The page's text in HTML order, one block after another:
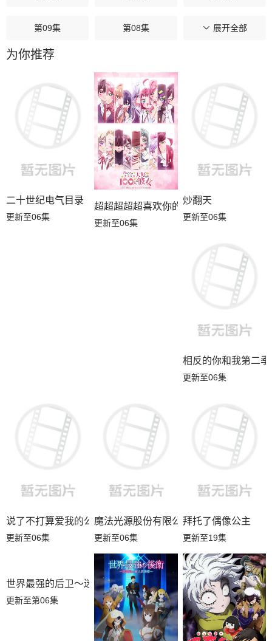
第09集 第08集 第07集
第06集
第02集
展开全部
为你推荐
二十世纪电气目录
更新至06集
超超超超超喜欢你的100个女朋友第三季
更新至06集
炒翻天
更新至06集
相反的你和我第二季
更新至06集
说了不打算爱我的公爵继承人，不知为何对我宠爱有加
更新至06集
魔法光源股份有限公司第二季
更新至06集
拜托了偶像公主
更新至19集